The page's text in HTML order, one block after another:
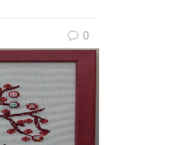
0